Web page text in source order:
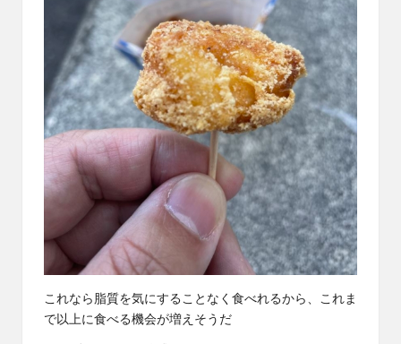
これなら脂質を気にすることなく食べれるから、これま
で以上に食べる機会が増えそうだ